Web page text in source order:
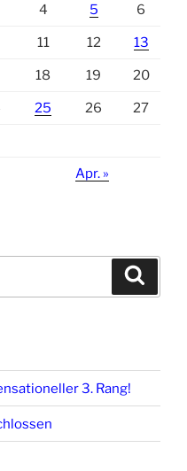
4 5 6
11 12 13
18 19 20
25 26 27
Apr. »
3. Rang!